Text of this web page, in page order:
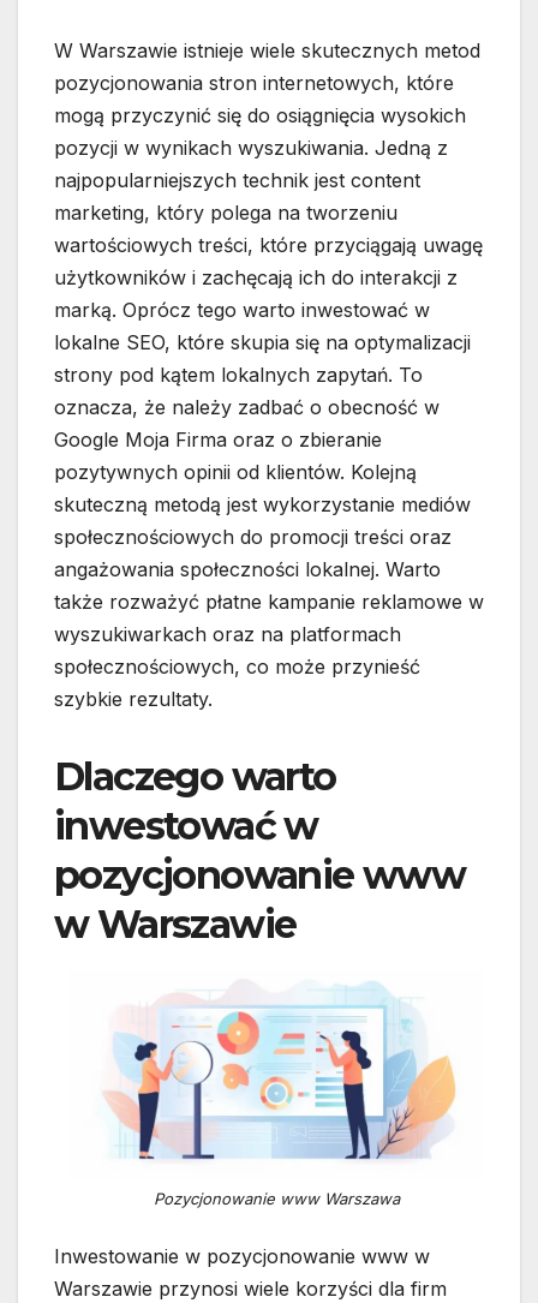
W Warszawie istnieje wiele skutecznych metod
pozycjonowania stron internetowych, które
mogą przyczynić się do osiągnięcia wysokich
pozycji w wynikach wyszukiwania. Jedną z
najpopularniejszych technik jest content
marketing, który polega na tworzeniu
wartościowych treści, które przyciągają uwagę
użytkowników i zachęcają ich do interakcji z
marką. Oprócz tego warto inwestować w
lokalne SEO, które skupia się na optymalizacji
strony pod kątem lokalnych zapytań. To
oznacza, że należy zadbać o obecność w
Google Moja Firma oraz o zbieranie
pozytywnych opinii od klientów. Kolejną
skuteczną metodą jest wykorzystanie mediów
społecznościowych do promocji treści oraz
angażowania społeczności lokalnej. Warto
także rozważyć płatne kampanie reklamowe w
wyszukiwarkach oraz na platformach
społecznościowych, co może przynieść
szybkie rezultaty.
Dlaczego warto
inwestować w
pozycjonowanie www
w Warszawie
Pozycjonowanie www Warszawa
Inwestowanie w pozycjonowanie www w
Warszawie przynosi wiele korzyści dla firm